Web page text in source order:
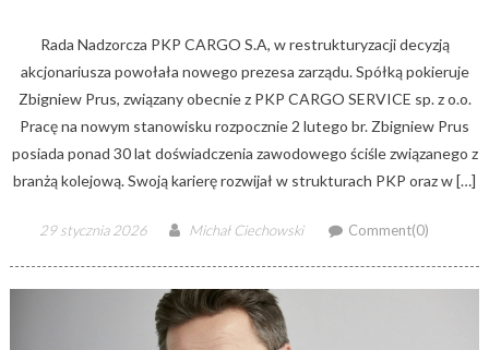
Rada Nadzorcza PKP CARGO S.A, w restrukturyzacji decyzją
akcjonariusza powołała nowego prezesa zarządu. Spółką pokieruje
Zbigniew Prus, związany obecnie z PKP CARGO SERVICE sp. z o.o.
Pracę na nowym stanowisku rozpocznie 2 lutego br. Zbigniew Prus
posiada ponad 30 lat doświadczenia zawodowego ściśle związanego z
branżą kolejową. Swoją karierę rozwijał w strukturach PKP oraz w […]
Posted
29 stycznia 2026 Author
Michał Ciechowski Comment(0)